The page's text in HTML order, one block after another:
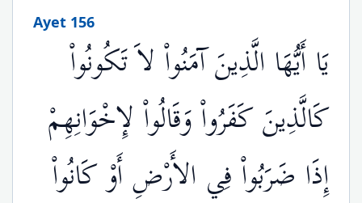
Ayet 156
يَا أَيُّهَا الَّذِينَ آمَنُواْ لاَ تَكُونُواْ
كَالَّذِينَ كَفَرُواْ وَقَالُواْ لإِخْوَانِهِمْ
إِذَا ضَرَبُواْ فِي الأَرْضِ أَوْ كَانُواْ